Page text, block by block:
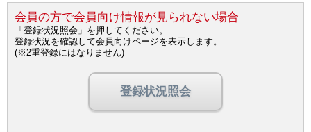
会員の方で会員向け情報が見られない場合
「登録状況照会」を押してください。
登録状況を確認して会員向けページを表示します。
(※2重登録にはなりません)
登録状況照会